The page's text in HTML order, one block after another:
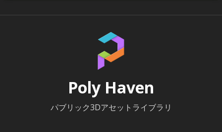
Poly Haven
パブリック3Dアセットライブラリ